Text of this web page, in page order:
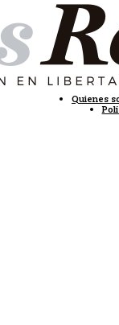
Quienes